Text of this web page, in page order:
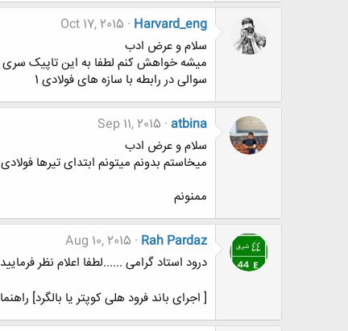
Harvard_eng
Oct 17, 2015
سلام و عرض ادب
میشه خواهش کنم لطفا به این تاپیک سری
سوالی در رابطه با سازه های فولادی 1
atbina
Sep 11, 2015
سلام و عرض ادب
میخاستم بدونم میتونم ابتدای تیرها
ممنونم
Rah Pardaz
Aug 10, 2015
درود استاد گرامی ......لطفا اعلام نظر
[ اجرای باند فرود هلی کوپتر یا بالگرد]